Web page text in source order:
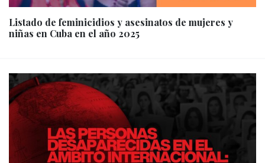
Listado de feminicidios y asesinatos de mujeres y
niñas en Cuba en el año 2025